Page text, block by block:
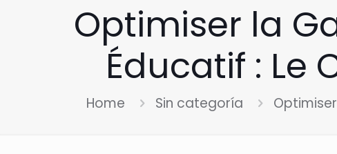
Optimiser la
Éducatif : Le
Home Sin categoría